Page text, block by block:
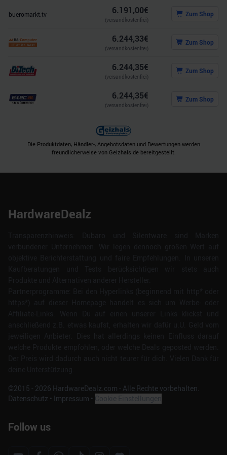
bueromarkt.tv 6.191,00€
(versandkostenfrei)
Zum Shop
6.244,33€
(versandkostenfrei)
Zum Shop
6.244,35€
(versandkostenfrei)
Zum Shop
6.244,35€
(versandkostenfrei)
Zum Shop
Die Produktdaten, Händler-, Angebotsdaten und Bewertungen werden
freundlicherweise von Geizhals.de bereitgestellt.
HardwareDealz
©2015 - 2026 HardwareDealz.com - Alle Rechte vorbehalten.
Datenschutz • Impressum •
Follow us